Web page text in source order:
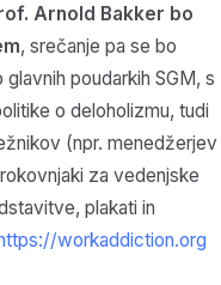
Arnold Bakker bo
, srečanje pa se bo
poudarkih SGM, s
o deloholizmu, tudi
(npr. menedžerjev
za vedenjske
plakati in
workaddiction.org